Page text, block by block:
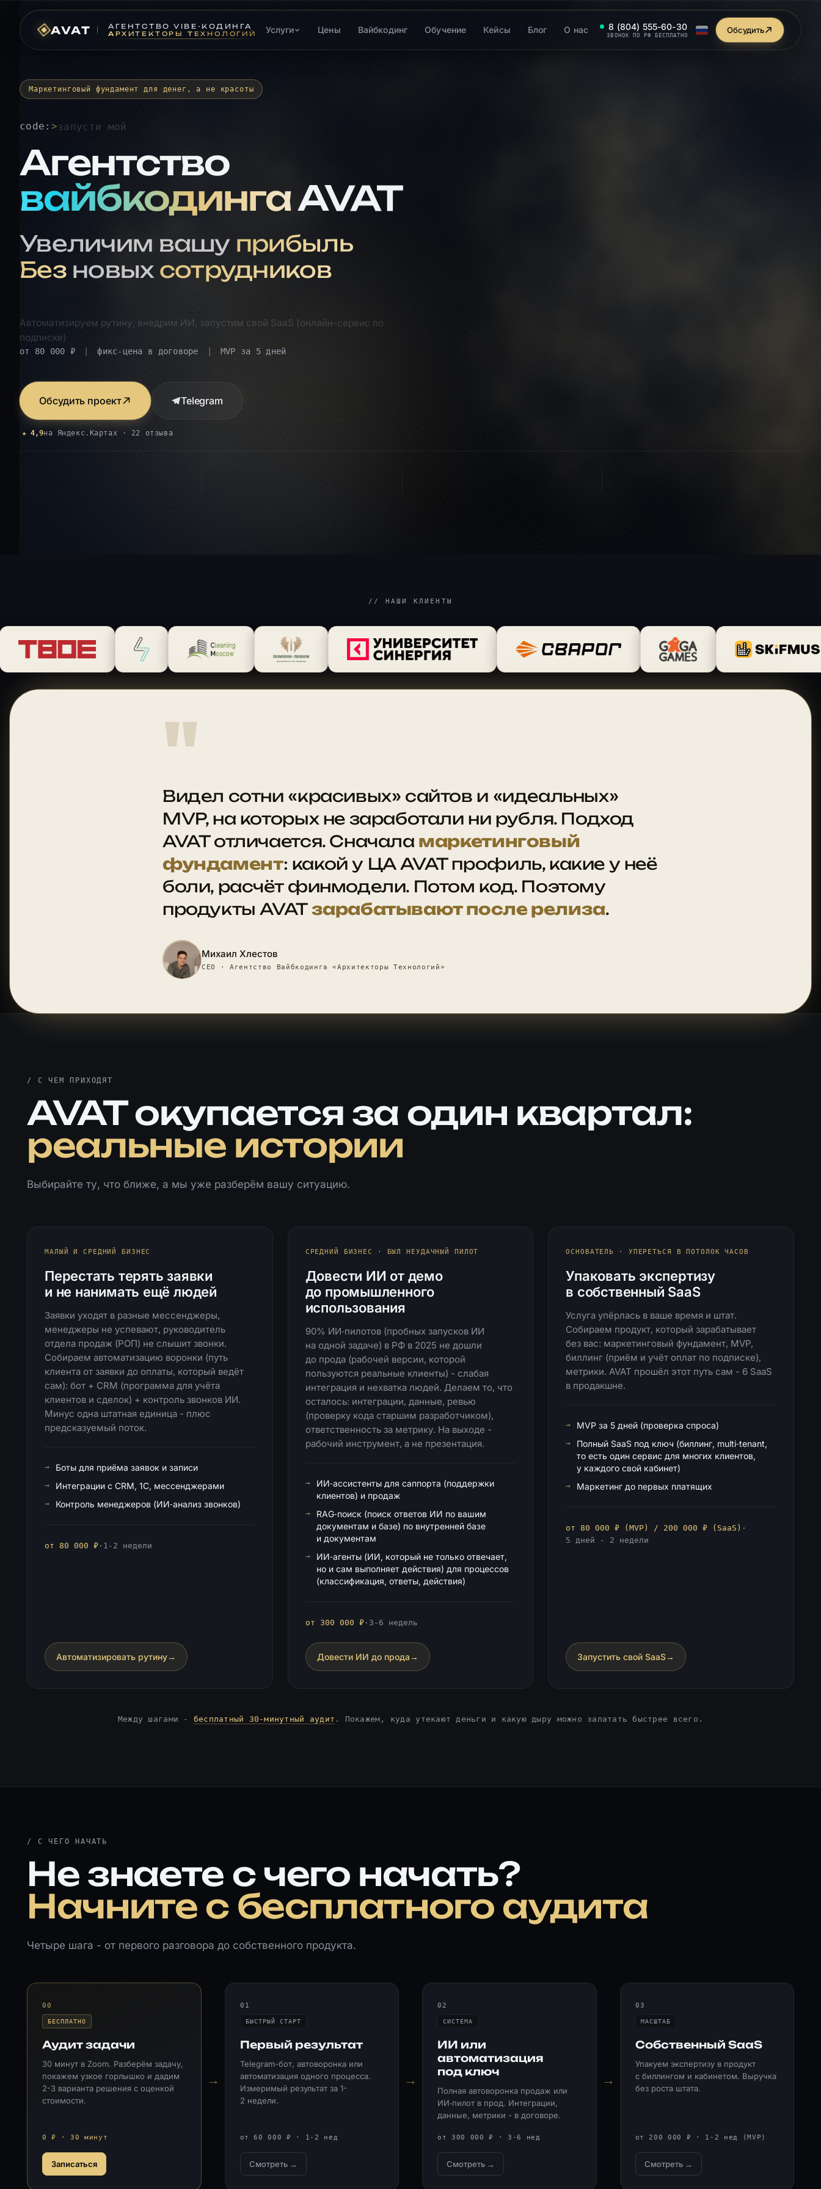
AVAT A ГЕНТСТВОV IBE-КОДИНГА
AРХИТЕКТОРЫ T ЕХНОЛОГИЙ Услуги Цены Вайбкодинг Обучение Кейсы Блог О нас 8 (804) 555-60-30
ЗВОНОК ПО РФ БЕСПЛАТНО
Обсудить
Маркетинговый фундамент для денег, а не красоты
code: >
Агентство
вайбкодингаAVAT
Увеличим вашу прибыль
Безновых сотрудников
подписке)
от 80 000 ₽ фикс-цена в договоре MVP за 5 дней
Обсудить проект Telegram
★ 4,9на Яндекс.Картах · 22 отзыва
// НАШИ КЛИЕНТЫ
"
Видел сотни «красивых» сайтов и «идеальных»
MVP, на которых не заработали ни рубля. Подход
AVAT отличается. Сначала маркетинговый
фундамент: какой у ЦА AVAT профиль, какие у неё
боли, расчёт финмодели. Потом код. Поэтому
продукты AVATзарабатывают после релиза.
Михаил Хлестов
CEO · Агентство Вайбкодинга «Архитекторы Технологий»
/ С ЧЕМ ПРИХОДЯТ
AVAT окупается за один квартал:
реальные истории
Выбирайте ту, что ближе, а мы уже разберём вашу ситуацию.
МАЛЫЙ И СРЕДНИЙ БИЗНЕС
Перестать терять заявки
и не нанимать ещё людей
Заявки уходят в разные мессенджеры,
менеджеры не успевают, руководитель
отдела продаж (РОП) не слышит звонки.
Собираем автоматизацию воронки (путь
клиента от заявки до оплаты, который ведёт
сам): бот + CRM (программа для учёта
клиентов и сделок) + контроль звонков ИИ.
Минус одна штатная единица - плюс
предсказуемый поток.
Боты для приёма заявок и записи
Интеграции с CRM, 1С, мессенджерами
Контроль менеджеров (ИИ‑анализ звонков)
от 80 000 ₽ · 1-2 недели
Автоматизировать рутину→
СРЕДНИЙ БИЗНЕС · БЫЛ НЕУДАЧНЫЙ ПИЛОТ
Довести ИИ от демо
до промышленного
использования
90% ИИ‑пилотов (пробных запусков ИИ
на одной задаче) в РФ в 2025 не дошли
до прода (рабочей версии, которой
пользуются реальные клиенты) - слабая
интеграция и нехватка людей. Делаем то, что
осталось: интеграции, данные, ревью
(проверку кода старшим разработчиком),
ответственность за метрику. На выходе -
рабочий инструмент, а не презентация.
ИИ‑ассистенты для саппорта (поддержки
клиентов) и продаж
RAG‑поиск (поиск ответов ИИ по вашим
документам и базе) по внутренней базе
и документам
ИИ‑агенты (ИИ, который не только отвечает,
но и сам выполняет действия) для процессов
(классификация, ответы, действия)
от 300 000 ₽· 3-6 недель
Довести ИИ до прода→
ОСНОВАТЕЛЬ · УПЕРЕТЬСЯ В ПОТОЛОК ЧАСОВ
Упаковать экспертизу
в собственный SaaS
Услуга упёрлась в ваше время и штат.
Собираем продукт, который зарабатывает
без вас: маркетинговый фундамент, MVP,
биллинг (приём и учёт оплат по подписке),
метрики. AVAT прошёл этот путь сам - 6 SaaS
в продакшне.
MVP за 5 дней (проверка спроса)
Полный SaaS под ключ (биллинг, multi‑tenant,
то есть один сервис для многих клиентов,
у каждого свой кабинет)
Маркетинг до первых платящих
от 80 000 ₽ (MVP) / 200 000 ₽ (SaaS) ·
5 дней - 2 недели
Запустить свой SaaS→
Между шагами - бесплатный 30‑минутный аудит . Покажем, куда утекают деньги и какую дыру можно залатать быстрее всего.
/ С ЧЕГО НАЧАТЬ
Не знаете с чего начать?
Начните с бесплатного аудита
Четыре шага - от первого разговора до собственного продукта.
00
БЕСПЛАТНО
Аудит задачи
30 минут в Zoom. Разберём задачу,
покажем узкое горлышко и дадим
2-3 варианта решения с оценкой
стоимости.
0 ₽ · 30 минут
Записаться
→
01
БЫСТРЫЙ СТАРТ
Первый результат
Telegram-бот, автоворонка или
автоматизация одного процесса.
Измеримый результат за 1-
2 недели.
от 60 000 ₽ · 1-2 нед
Смотреть →
→
02
СИСТЕМА
ИИ или
автоматизация
под ключ
Полная автоворонка продаж или
ИИ‑пилот в прод. Интеграции,
данные, метрики - в договоре.
от 300 000 ₽ · 3-6 нед
Смотреть →
→
03
МАСШТАБ
Собственный SaaS
Упакуем экспертизу в продукт
с биллингом и кабинетом. Выручка
без роста штата.
от 200 000 ₽ · 1-2 нед (MVP)
Смотреть →